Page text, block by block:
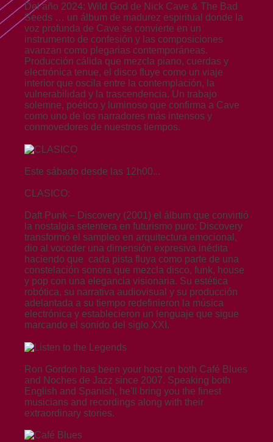
Del año 2024: Wild God de Nick Cave & The Bad
Seeds … un álbum de madurez espiritual donde la
voz profunda de Cave se convierte en un
instrumento de confesión y las composiciones
avanzan como plegarias contemporáneas.
Producción cálida que mezcla piano, cuerdas y
electrónica tenue, el disco fluye como un viaje
interior que oscila entre la contemplación, la
vulnerabilidad y la trascendencia. Un trabajo
solemne, poético y luminoso que confirma a Cave
como uno de los narradores más intensos y
conmovedores de nuestros tiempos.
Este sábado desde las 12h00...
CLASICO:
Daft Punk – Discovery (2001) el álbum que convirtió
la nostalgia setentera en futurismo puro: Discovery
transformó el sampleo en arquitectura emocional,
dio al vocoder una dimensión expresiva inédita
haciendo que cada pista fluya como parte de una
constelación sonora que mezcla disco, funk, house
y pop con una elegancia visionaria. Su estética
robótica, su narrativa audiovisual y su producción
adelantada a su tiempo redefinieron la música
electrónica y establecieron un lenguaje que sigue
marcando el sonido del siglo XXI.
Ron Gordon has been your host on both Café Blues
and Noches de Jazz since 2007. Speaking both
English and Spanish, he'll bring you the finest
musicians and recordings along with their
extraordinary stories.